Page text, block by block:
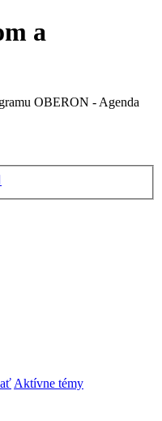
a
OBERON - Agenda
Aktívne témy